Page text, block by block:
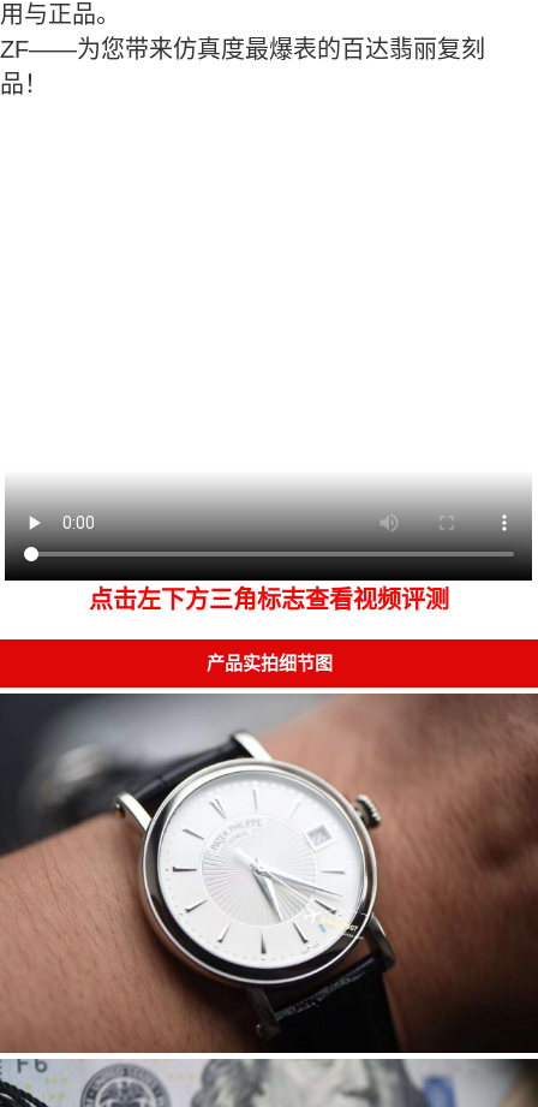
用与正品。
ZF——为您带来仿真度最爆表的百达翡丽复刻
品！
点击左下方三角标志查看视频评测
产品实拍细节图